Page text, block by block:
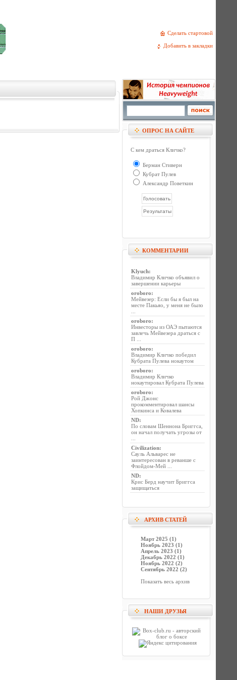
Сделать стартовой
Добавить в закладки
ОПРОС НА САЙТЕ
С кем драться Кличко?
Берман Стиверн
Кубрат Пулев
Александр Поветкин
КОММЕНТАРИИ
Klyuch:
Владимир Кличко объявил о
завершении карьеры
oroboro:
Мейвезер: Если бы я был на
месте Пакьяо, у меня не было
oroboro:
Инвесторы из ОАЭ пытаются
завлечь Мейвезера драться с
П ...
oroboro:
Владимир Кличко победил
Кубрата Пулева нокаутом
oroboro:
Владимир Кличко
нокаутировал Кубрата Пулева
oroboro:
Рой Джонс
прокомментировал шансы
Хопкинса и Ковалева
ND:
По словам Шеннона Бриггса,
он начал получать угрозы от
Civilization:
Сауль Альварес не
заинтересован в реванше с
Флойдом-Мей ...
ND:
Крис Берд научит Бриггса
защищаться
АРХИВ СТАТЕЙ
Март 2025 (1)
Ноябрь 2023 (1)
Апрель 2023 (1)
Декабрь 2022 (1)
Ноябрь 2022 (2)
Сентябрь 2022 (2)
Показать весь архив
НАШИ ДРУЗЬЯ